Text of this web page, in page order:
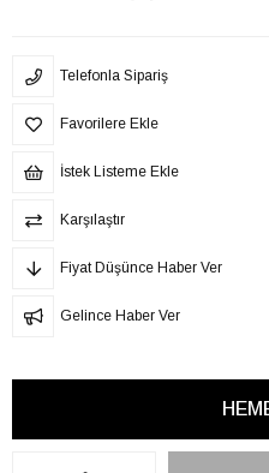
Telefonla Sipariş
Favorilere Ekle
İstek Listeme Ekle
Karşılaştır
Fiyat Düşünce Haber Ver
Gelince Haber Ver